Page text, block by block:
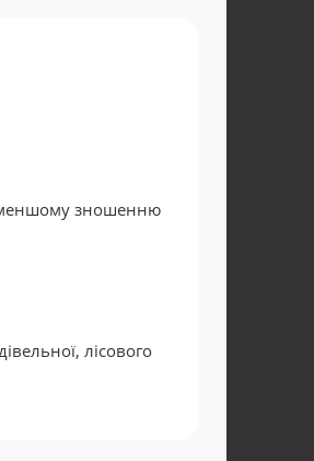
меншому зношенню
лісового